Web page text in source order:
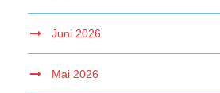
Juni 2026
Mai 2026